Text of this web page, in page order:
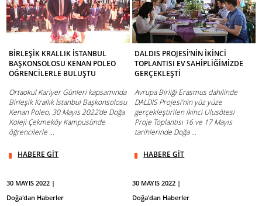
BİRLEŞİK KRALLIK İSTANBUL
BAŞKONSOLOSU KENAN POLEO
ÖĞRENCİLERLE BULUŞTU
Ortaokul Kariyer Günleri kapsamında
Birleşik Krallık İstanbul Başkonsolosu
Kenan Poleo, 30 Mayıs 2022’de Doğa
Koleji Çekmeköy Kampüsünde
öğrencilerle ...
HABERE GİT
DALDIS PROJESİ’NİN İKİNCİ
TOPLANTISI EV SAHİPLİĞİMİZDE
GERÇEKLEŞTİ
Avrupa Birliği Erasmus dahilinde
DALDIS Projesi’nin yüz yüze
gerçekleştirilen ikinci Ulusötesi
Proje Toplantısı 16 ve 17 Mayıs
tarihlerinde Doğa ...
HABERE GİT
30 MAYIS 2022 |
Doğa'dan Haberler
30 MAYIS 2022 |
Doğa'dan Haberler